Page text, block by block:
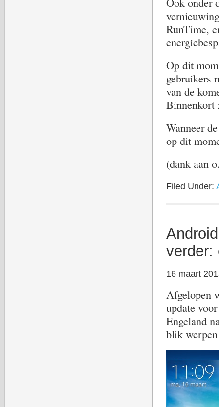
RunTime,
Op dit
gebruikers
van de
Binnenkort
Wanneer
op dit
(dank aan
Filed Under:
verder:
16 maart
Afgelopen
update
Engeland
blik